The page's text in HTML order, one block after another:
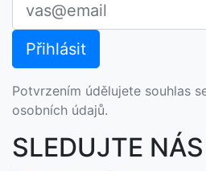
Potvrzením údělujete souhlas
osobních údajů.
SLEDUJTE NÁS